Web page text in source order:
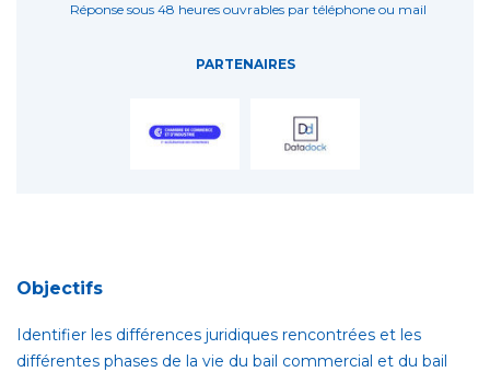
Objectifs
Identifier les différences juridiques rencontrées et les
différentes phases de la vie du bail commercial et du bail
Réponse sous 48 heures ouvrables par téléphone ou mail
PARTENAIRES